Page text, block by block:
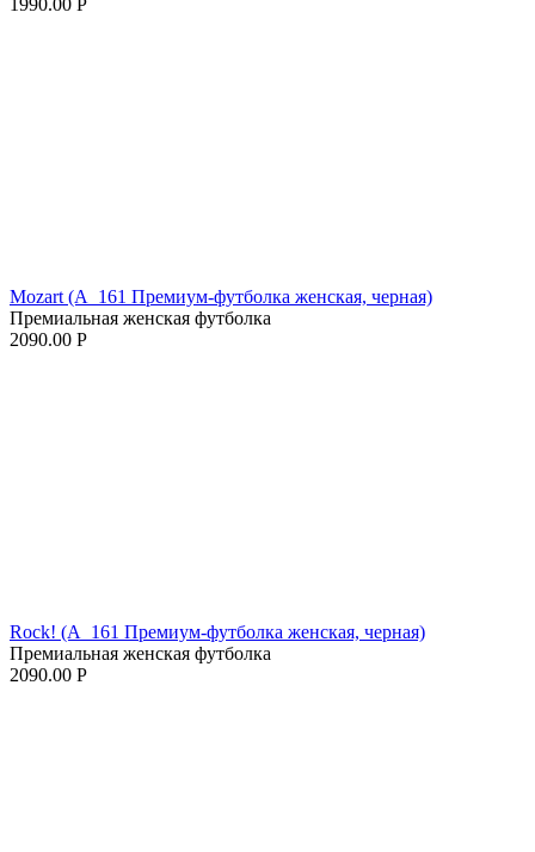
1990.00 Р
Mozart (A_161 Премиум-футболка женская, черная)
Премиальная женская футболка
2090.00 Р
Rock! (A_161 Премиум-футболка женская, черная)
Премиальная женская футболка
2090.00 Р